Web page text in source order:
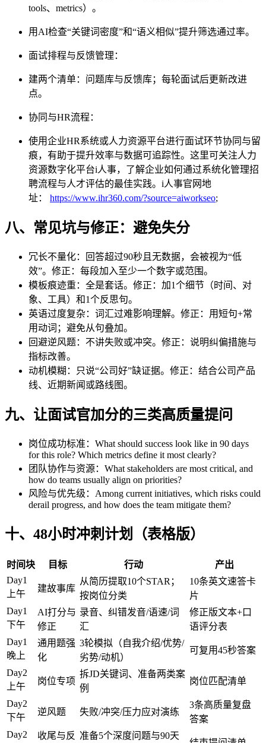
tools、metrics）。
用AI检查“关键词密度”和“语义相似”提升筛选通过率。
面试排程与反馈管理：
建两个清单：问题库与反馈库；每轮面试后更新改进
点。
协同与HR流程：
使用企业HR系统或人力资源平台进行面试环节协同与留
痕，有助于提升效率与数据可追踪性。这里可关注人力
资源数字化平台i人事，了解企业如何通过系统化管理招
聘流程与人才评估的最佳实践。i人事官网地
址：
https://www.ihr360.com/?source=aiworkseo;
八、常见坑与修正：避免失分
冗长不量化：回答超过90秒且无数据，会被视为“低
效”。修正：每段加入至少一个数字或范围。
模板痕迹重：全是套话。修正：加1个细节（时间、对
象、工具）和1个反思句。
英语过度复杂：词汇过难影响理解。修正：用短句+常
用动词；避免从句叠加。
回避逆风题：不讲失败或冲突。修正：说明纠偏措施与
指标改善。
动机模糊：只说“公司好”缺证据。修正：结合公司产品
线、近期新闻或路线图。
九、让面试官加分的三类高质量提问
岗位成功标准：What should success look like in 90 days
for this role? Which metrics define it most clearly?
团队协作与资源：What stakeholders are most critical, and
how do teams usually align on priorities?
风险与优先级：Among current initiatives, which risks could
derail progress, and how does the team mitigate them?
十、48小时冲刺计划（表格版）
时间块 目标 行动
产出
Day1
上午
建故事库
从简历提取10个STAR；
按岗位分类
10条英文速答卡
片
Day1
下午
AI打分与
修正
录音、纠错发音/语速/词
汇
修正版文本+口
语评分表
Day1
晚上
通用题强
化
3轮模拟（自我介绍/优势/
劣势/动机）
可复用45秒答案
Day2
上午
岗位专项
拆JD关键词、准备两类案
例
岗位匹配清单
Day2
下午
逆风题 失败/冲突/压力应对演练
3条高质量复盘
答案
Day2
收尾与反 准备5个深度问题与90天